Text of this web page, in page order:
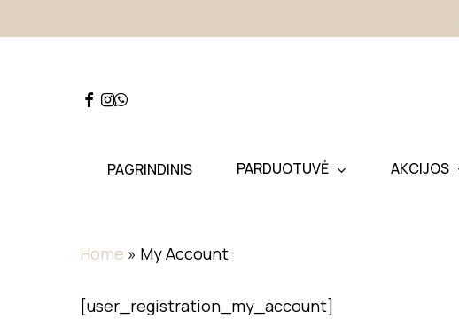
to
PAGRINDINIS PARDUOTUVĖ AKCIJOS
Home » My Account
[user_registration_my_account]